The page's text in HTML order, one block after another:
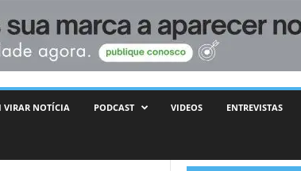
VIRAR NOTÍCIA PODCAST VIDEOS ENTREVISTAS